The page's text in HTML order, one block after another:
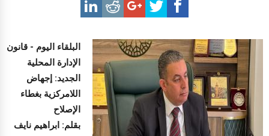
البلقاء اليوم - قانون
الإدارة المحلية
الجديد: إجهاض
اللامركزية بغطاء
الإصلاح
بقلم: ابراهيم نايف